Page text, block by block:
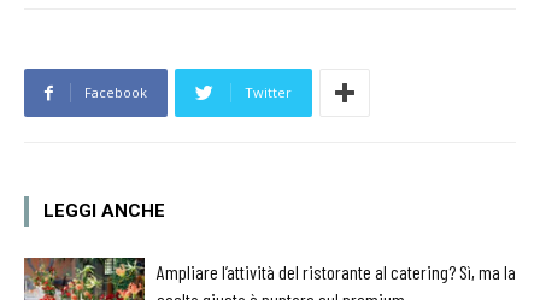
Facebook Twitter
LEGGI ANCHE
Ampliare l’attività del ristorante al catering? Sì, ma la